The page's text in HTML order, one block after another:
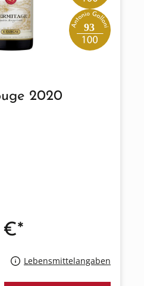
93
2020
Lebensmittelangaben
€*